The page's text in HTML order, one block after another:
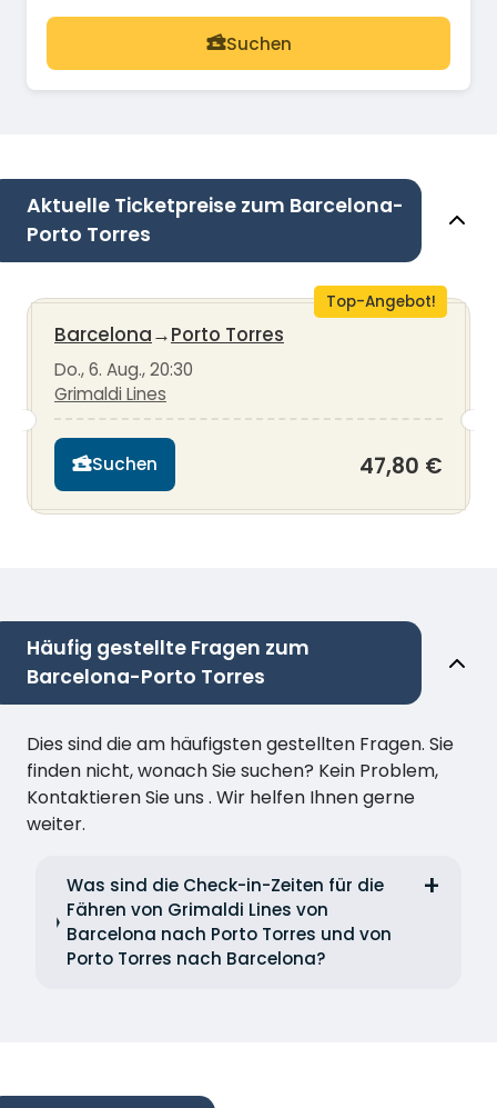
Suchen
Aktuelle Ticketpreise zum Barcelona-
Porto Torres
Top-Angebot!
Barcelona→Porto Torres
Do., 6. Aug., 20:30
Grimaldi Lines
Suchen 47,80 €
Häufig gestellte Fragen zum
Barcelona-Porto Torres
Dies sind die am häufigsten gestellten Fragen. Sie
finden nicht, wonach Sie suchen? Kein Problem,
Kontaktieren Sie uns . Wir helfen Ihnen gerne
weiter.
Was sind die Check-in-Zeiten für die
Fähren von Grimaldi Lines von
Barcelona nach Porto Torres und von
Porto Torres nach Barcelona?